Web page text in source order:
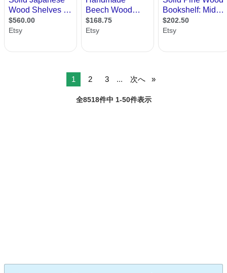
1 2 3 ... 次へ
全8518件中 1-50件表示